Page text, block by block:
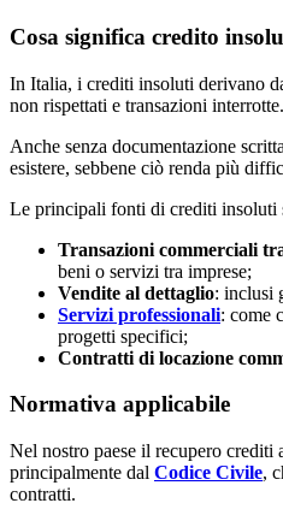
Cosa significa credito
In Italia, i crediti insoluti derivano
non rispettati e transazioni interrotte.
Anche senza documentazione
esistere, sebbene ciò renda più
Le principali fonti di crediti insoluti
Transazioni commerciali
beni o servizi tra imprese;
Vendite al dettaglio: inclusi
Servizi professionali: come
progetti specifici;
Contratti di locazione
Normativa applicabile
Nel nostro paese il recupero crediti
principalmente dal Codice Civile,
contratti.